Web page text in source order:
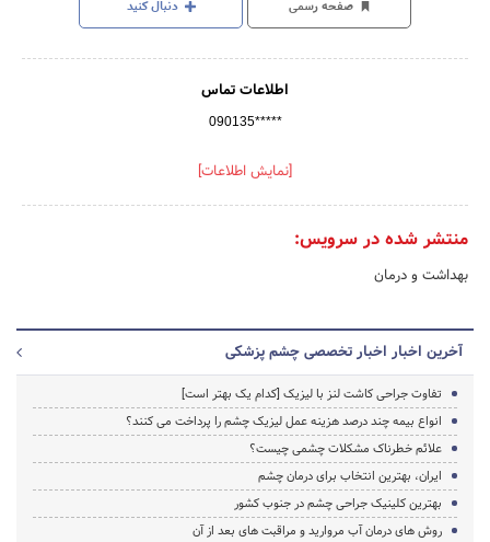
صفحه رسمی دنبال کنید
اطلاعات تماس
090135*****
[نمایش اطلاعات]
منتشر شده در سرویس:
بهداشت و درمان
آخرین اخبار اخبار تخصصی چشم پزشکی
تفاوت جراحی کاشت لنز با لیزیک [کدام یک بهتر است]
انواع بیمه چند درصد هزینه عمل لیزیک چشم را پرداخت می کنند؟
علائم خطرناک مشکلات چشمی چیست؟
ایران، بهترین انتخاب برای درمان چشم
بهترین کلینیک جراحی چشم در جنوب کشور
روش های درمان آب مروارید و مراقبت های بعد از آن